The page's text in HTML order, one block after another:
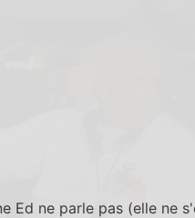
Ed ne parle pas (elle ne